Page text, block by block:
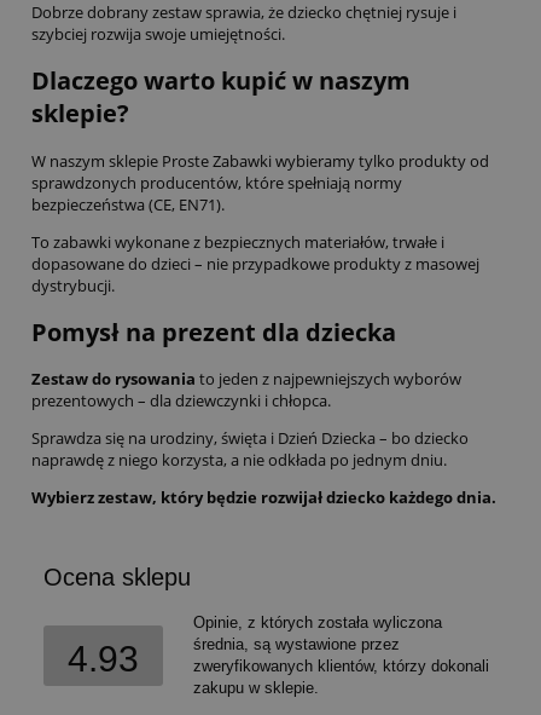
Dobrze dobrany zestaw sprawia, że dziecko chętniej rysuje i
szybciej rozwija swoje umiejętności.
Dlaczego warto kupić w naszym
sklepie?
W naszym sklepie Proste Zabawki wybieramy tylko produkty od
sprawdzonych producentów, które spełniają normy
bezpieczeństwa (CE, EN71).
To zabawki wykonane z bezpiecznych materiałów, trwałe i
dopasowane do dzieci – nie przypadkowe produkty z masowej
dystrybucji.
Pomysł na prezent dla dziecka
Zestaw do rysowania to jeden z najpewniejszych wyborów
prezentowych – dla dziewczynki i chłopca.
Sprawdza się na urodziny, święta i Dzień Dziecka – bo dziecko
naprawdę z niego korzysta, a nie odkłada po jednym dniu.
Wybierz zestaw, który będzie rozwijał dziecko każdego dnia.
Ocena sklepu
4.93
Opinie, z których została wyliczona
średnia, są wystawione przez
zweryfikowanych klientów, którzy dokonali
zakupu w sklepie.